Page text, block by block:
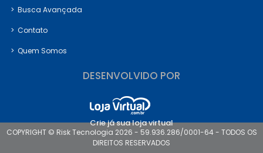
> Busca Avançada
> Contato
> Quem Somos
DESENVOLVIDO POR
Crie já sua loja virtual
COPYRIGHT © Risk Tecnologia 2026 - 59.936.286/0001-64 - TODOS OS
DIREITOS RESERVADOS